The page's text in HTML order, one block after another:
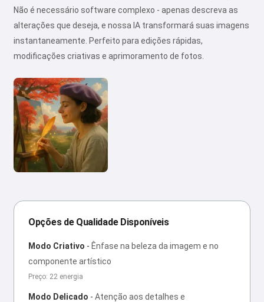
Não é necessário software complexo - apenas descreva as
alterações que deseja, e nossa IA transformará suas imagens
instantaneamente. Perfeito para edições rápidas,
modificações criativas e aprimoramento de fotos.
Opções de Qualidade Disponíveis
Modo Criativo - Ênfase na beleza da imagem e no
componente artístico
Preço: 22 energia
Modo Delicado - Atenção aos detalhes e